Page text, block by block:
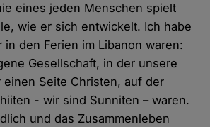
eines jeden Menschen spielt
wie er sich entwickelt. Ich habe
in den Ferien im Libanon waren:
Gesellschaft, in der unsere
einen Seite Christen, auf der
- wir sind Sunniten – waren.
und das Zusammenleben